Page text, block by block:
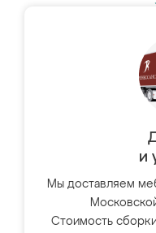
и
Мы доставляем
Стоимость